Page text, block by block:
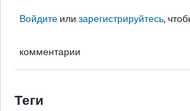
Войдите илизарегистрируйтесь,
комментарии
Теги